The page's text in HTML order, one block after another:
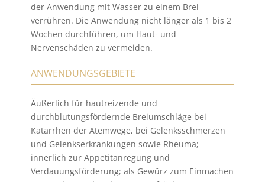
der Anwendung mit Wasser zu einem Brei
verrühren. Die Anwendung nicht länger als 1 bis 2
Wochen durchführen, um Haut- und
Nervenschäden zu vermeiden.
ANWENDUNGSGEBIETE
Äußerlich für hautreizende und
durchblutungsfördernde Breiumschläge bei
Katarrhen der Atemwege, bei Gelenksschmerzen
und Gelenkserkrankungen sowie Rheuma;
innerlich zur Appetitanregung und
Verdauungsförderung; als Gewürz zum Einmachen